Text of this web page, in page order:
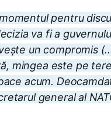
pentru
va fi a
un compromis
mingea este pe
acum.
general al